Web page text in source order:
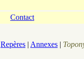
Contact
Repères | Annexes |